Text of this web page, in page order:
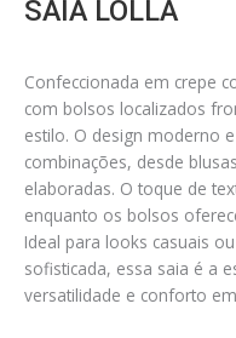
SAIA LOLLA
Confeccionada em crepe
com bolsos localizados
estilo. O design moderno
combinações, desde
elaboradas. O toque de
enquanto os bolsos
Ideal para looks casuais
sofisticada, essa saia é a
versatilidade e conforto